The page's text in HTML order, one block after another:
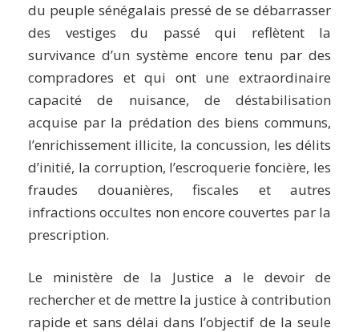
du peuple sénégalais pressé de se débarrasser
des vestiges du passé qui reflètent la
survivance d’un système encore tenu par des
compradores et qui ont une extraordinaire
capacité de nuisance, de déstabilisation
acquise par la prédation des biens communs,
l’enrichissement illicite, la concussion, les délits
d’initié, la corruption, l’escroquerie foncière, les
fraudes douanières, fiscales et autres
infractions occultes non encore couvertes par la
prescription.
Le ministère de la Justice a le devoir de
rechercher et de mettre la justice à contribution
rapide et sans délai dans l’objectif de la seule